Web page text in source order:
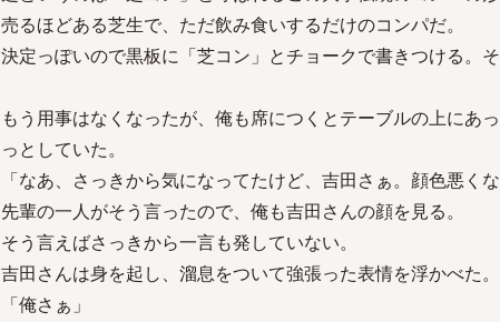
売るほどある芝生で、ただ飲み食いするだけのコンパだ。
決定っぽいので黒板に「芝コン」とチョークで書きつける。
もう用事はなくなったが、俺も席につくとテーブルの上にあ
っとしていた。
「なあ、さっきから気になってたけど、吉田さぁ。顔色悪くな
先輩の一人がそう言ったので、俺も吉田さんの顔を見る。
そう言えばさっきから一言も発していない。
吉田さんは身を起し、溜息をついて強張った表情を浮かべた。
「俺さぁ」